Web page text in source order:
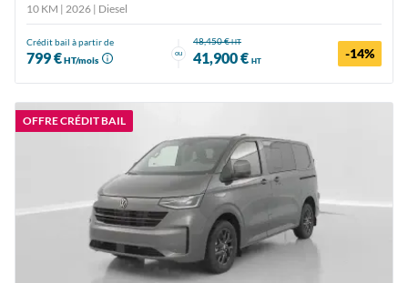
10 KM | 2026 | Diesel
Crédit bail à partir de
799 €HT/mois
ou
48,450 €HT
41,900 € HT -14%
OFFRE CRÉDIT BAIL